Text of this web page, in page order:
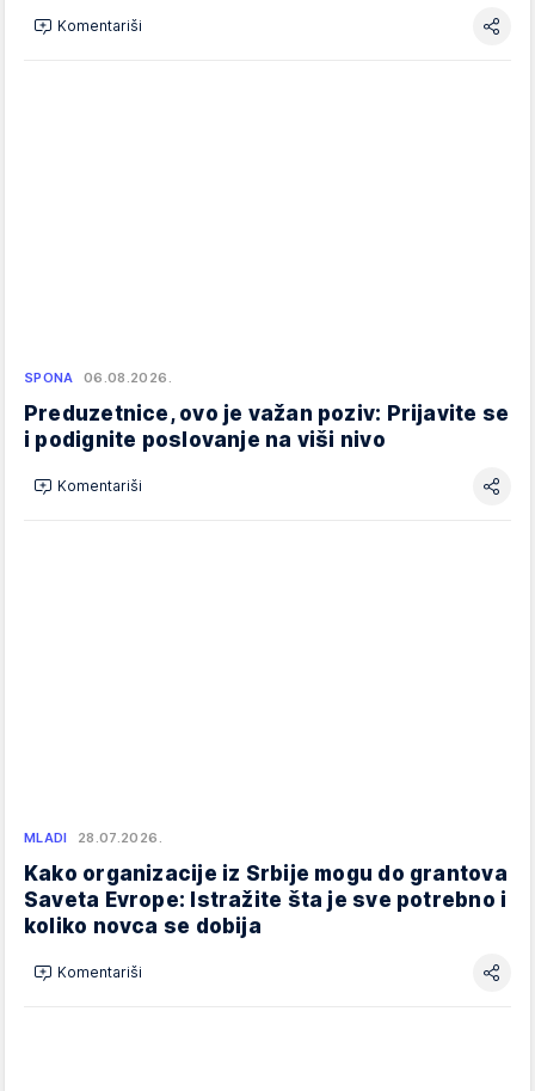
Komentariši
SPONA 06.08.2026.
Preduzetnice, ovo je važan poziv: Prijavite se
i podignite poslovanje na viši nivo
Komentariši
MLADI 28.07.2026.
Kako organizacije iz Srbije mogu do grantova
Saveta Evrope: Istražite šta je sve potrebno i
koliko novca se dobija
Komentariši